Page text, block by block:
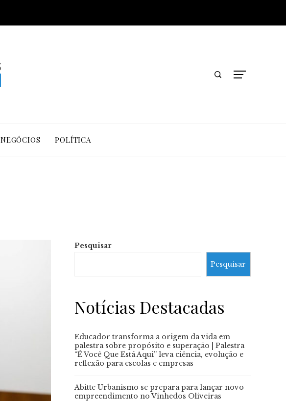
NEGÓCIOS POLÍTICA
Pesquisar
Pesquisar
Notícias Destacadas
Educador transforma a origem da vida em
palestra sobre propósito e superação | Palestra
“É Você Que Está Aqui” leva ciência, evolução e
reflexão para escolas e empresas
Abitte Urbanismo se prepara para lançar novo
empreendimento no Vinhedos Oliveiras